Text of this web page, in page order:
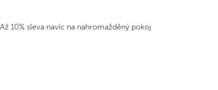
Až 10% sleva navíc na nahromažděný pokoj